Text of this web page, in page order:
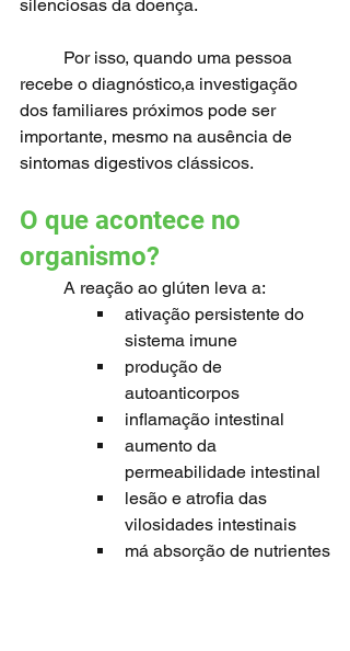
silenciosas da doença.
recebe o diagnóstico,a investigação
dos familiares próximos pode ser
importante, mesmo na ausência de
sintomas digestivos clássicos.
O que acontece no
organismo?
	A reação ao glúten leva a:
ativação persistente do
sistema imune
produção de
autoanticorpos
inflamação intestinal
aumento da
permeabilidade intestinal
lesão e atrofia das
vilosidades intestinais
má absorção de nutrientes